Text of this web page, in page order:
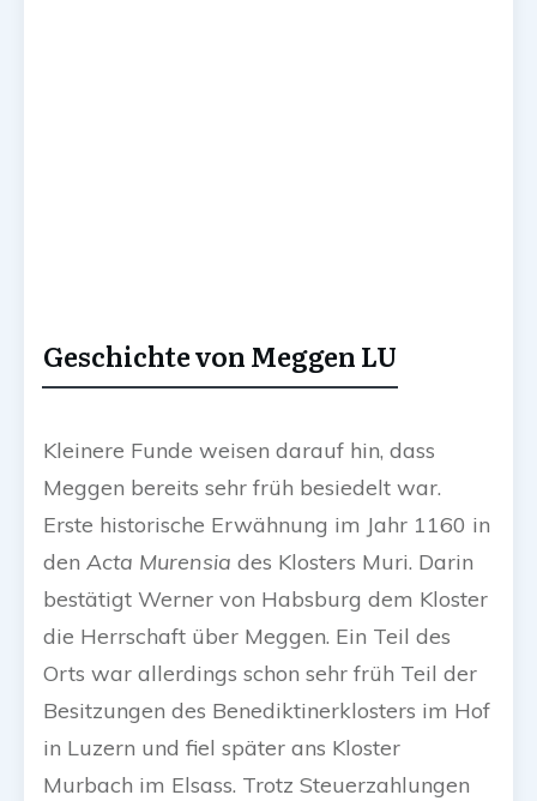
Geschichte von Meggen LU
Kleinere Funde weisen darauf hin, dass
Meggen bereits sehr früh besiedelt war.
Erste historische Erwähnung im Jahr 1160 in
den Acta Murensia des Klosters Muri. Darin
bestätigt Werner von Habsburg dem Kloster
die Herrschaft über Meggen. Ein Teil des
Orts war allerdings schon sehr früh Teil der
Besitzungen des Benediktinerklosters im Hof
in Luzern und fiel später ans Kloster
Murbach im Elsass. Trotz Steuerzahlungen